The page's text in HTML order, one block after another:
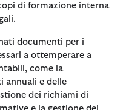
di formazione interna
documenti per i
a ottemperare a
come la
annuali e delle
dei richiami di